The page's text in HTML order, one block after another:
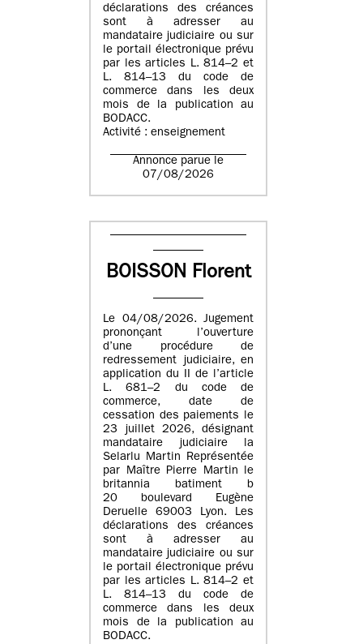
déclarations des créances
sont à adresser au
mandataire judiciaire ou sur
le portail électronique prévu
par les articles L. 814–2 et
L. 814–13 du code de
commerce dans les deux
mois de la publication au
BODACC.
Activité : enseignement
Annonce parue le
07/08/2026
BOISSON Florent
Le 04/08/2026. Jugement
prononçant l’ouverture
d’une procédure de
redressement judiciaire, en
application du II de l’article
L. 681–2 du code de
commerce, date de
cessation des paiements le
23 juillet 2026, désignant
mandataire judiciaire la
Selarlu Martin Représentée
par Maître Pierre Martin le
britannia batiment b
20 boulevard Eugène
Deruelle 69003 Lyon. Les
déclarations des créances
sont à adresser au
mandataire judiciaire ou sur
le portail électronique prévu
par les articles L. 814–2 et
L. 814–13 du code de
commerce dans les deux
mois de la publication au
BODACC.